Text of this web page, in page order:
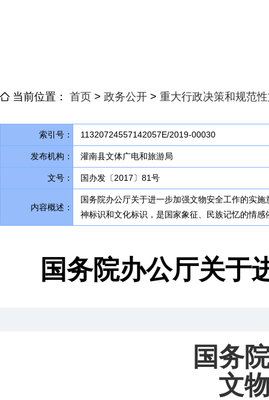
当前位置： 首页 > 政务公开 > 重大行政决策和规范
索引号： 11320724557142057E/2019-00030
发布机构： 灌南县文体广电和旅游局
文号： 国办发〔2017〕81号
内容概述：
国务院办公厅关于进一步加强文物安全工作的实
神标识和文化标识，是国家象征、民族记忆的情感
国务院办公厅关于
国务
文